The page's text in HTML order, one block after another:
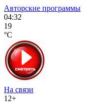
Авторские программы
04:32
19
°C
На связи
12+